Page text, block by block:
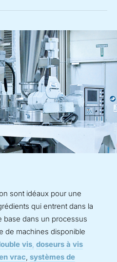
sont idéaux pour une
qui entrent dans la
base dans un processus
de machines disponible
vis, doseurs à vis
vrac, systèmes de